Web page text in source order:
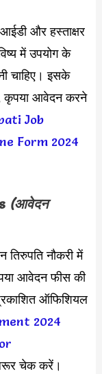
और हस्ताक्षर
में उपयोग के
चाहिए। इसके
कृपया आवेदन करने
Job
Form 2024
(आवेदन
तिरुपति नौकरी में
आवेदन फीस की
ऑफिशियल
2024
चेक करें।